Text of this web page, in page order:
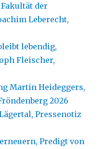
der
Leberecht,
lebendig,
Fleischer,
Martin Heideggers,
2026
Pressenotiz
Predigt von